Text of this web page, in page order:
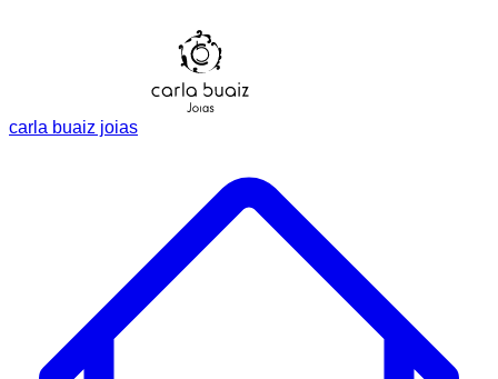
carla buaiz joias